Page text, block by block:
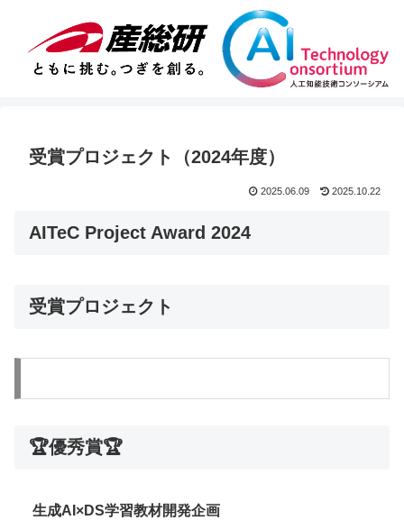
受賞プロジェクト（2024年度）
2025.06.09 2025.10.22
AITeC Project Award 2024
受賞プロジェクト
🏆優秀賞🏆
生成AI×DS学習教材開発企画